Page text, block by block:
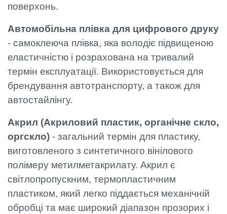
поверхонь.
Автомобільна плівка для цифрового друку
- самоклеюча плівка, яка володіє підвищеною
еластичністю і розрахована на тривалий
термін експлуатації. Використовується для
брендування автотранспорту, а також для
автостайлінгу.
Акрил (Акриловий пластик, органічне скло,
оргскло) - загальний термін для пластику,
виготовленого з синтетичного вінілового
полімеру метилметакрилату. Акрил є
світлопропускним, термопластичним
пластиком, який легко піддається механічній
обробці та має широкий діапазон прозорих і